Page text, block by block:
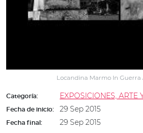
Locandina Marmo In Guerra
Categoría: EXPOSICIONES, ARTE
Fecha de inicio: 29 Sep 2015
Fecha final: 29 Sep 2015